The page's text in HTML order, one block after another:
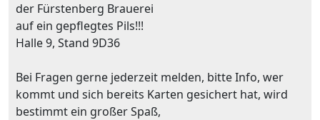
der Fürstenberg Brauerei
auf ein gepflegtes Pils!!!
Halle 9, Stand 9D36
Bei Fragen gerne jederzeit melden, bitte Info, wer
kommt und sich bereits Karten gesichert hat, wird
bestimmt ein großer Spaß,